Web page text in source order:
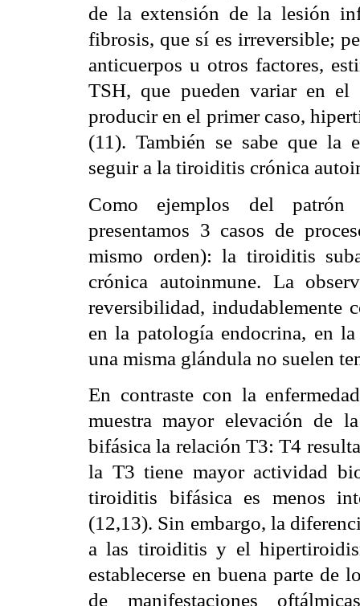
de la extensión de la lesión
fibrosis, que sí es irreversible;
anticuerpos u otros factores,
TSH, que pueden variar en el
producir en el primer caso,
(11). También se sabe que la
seguir a la tiroiditis crónica
Como ejemplos del
presentamos 3 casos de
mismo orden): la tiroiditis
crónica autoinmune. La
reversibilidad, indudablemente
en la patología endocrina, en
una misma glándula no suelen
En contraste con la
muestra mayor elevación de
bifásica la relación T3: T4
la T3 tiene mayor actividad
tiroiditis bifásica es menos
(12,13). Sin embargo, la
a las tiroiditis y el
establecerse en buena parte de
de manifestaciones